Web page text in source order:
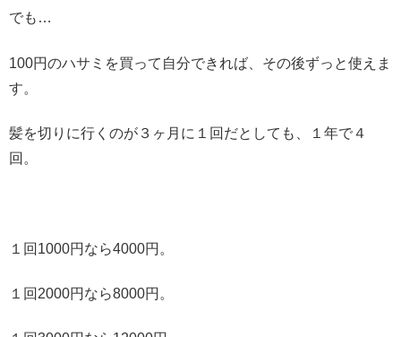
でも…
100円のハサミを買って自分できれば、その後ずっと使えま
す。
髪を切りに行くのが３ヶ月に１回だとしても、１年で４
回。
１回1000円なら4000円。
１回2000円なら8000円。